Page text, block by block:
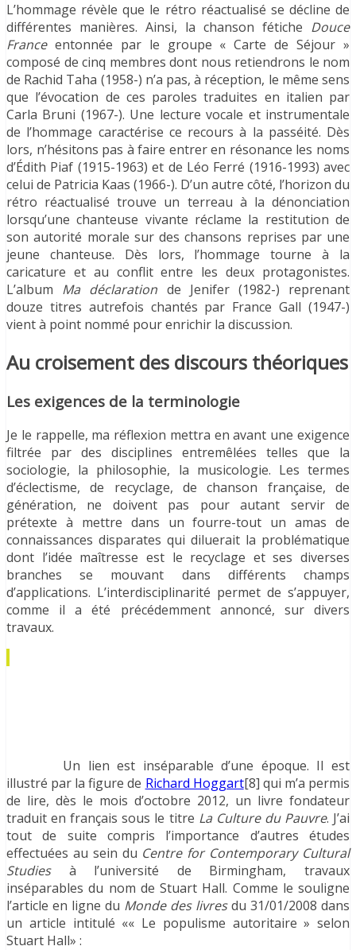
L’hommage révèle que le rétro réactualisé se décline de
différentes manières. Ainsi, la chanson fétiche Douce
Franceentonnée par le groupe « Carte de Séjour »
composé de cinq membres dont nous retiendrons le nom
de Rachid Taha (1958-) n’a pas, à réception, le même sens
que l’évocation de ces paroles traduites en italien par
Carla Bruni (1967-). Une lecture vocale et instrumentale
de l’hommage caractérise ce recours à la passéité. Dès
lors, n’hésitons pas à faire entrer en résonance les noms
d’Édith Piaf (1915-1963) et de Léo Ferré (1916-1993) avec
celui de Patricia Kaas (1966-). D’un autre côté, l’horizon du
rétro réactualisé trouve un terreau à la dénonciation
lorsqu’une chanteuse vivante réclame la restitution de
son autorité morale sur des chansons reprises par une
jeune chanteuse. Dès lors, l’hommage tourne à la
caricature et au conflit entre les deux protagonistes.
L’album Ma déclaration de Jenifer (1982-) reprenant
douze titres autrefois chantés par France Gall (1947-)
vient à point nommé pour enrichir la discussion.
Au croisement des discours théoriques
Les exigences de la terminologie
Je le rappelle, ma réflexion mettra en avant une exigence
filtrée par des disciplines entremêlées telles que la
sociologie, la philosophie, la musicologie. Les termes
d’éclectisme, de recyclage, de chanson française, de
génération, ne doivent pas pour autant servir de
prétexte à mettre dans un fourre-tout un amas de
connaissances disparates qui diluerait la problématique
dont l’idée maîtresse est le recyclage et ses diverses
branches se mouvant dans différents champs
d’applications. L’interdisciplinarité permet de s’appuyer,
comme il a été précédemment annoncé, sur divers
travaux.
Un lien est inséparable d’une époque. Il est
illustré par la figure de Richard Hoggart[8] qui m’a permis
de lire, dès le mois d’octobre 2012, un livre fondateur
traduit en français sous le titre La Culture du Pauvre. J’ai
tout de suite compris l’importance d’autres études
effectuées au sein du Centre for Contemporary Cultural
Studiesà l’université de Birmingham, travaux
inséparables du nom de Stuart Hall. Comme le souligne
l’article en ligne du Monde des livresdu 31/01/2008 dans
un article intitulé «« Le populisme autoritaire » selon
Stuart Hall» :